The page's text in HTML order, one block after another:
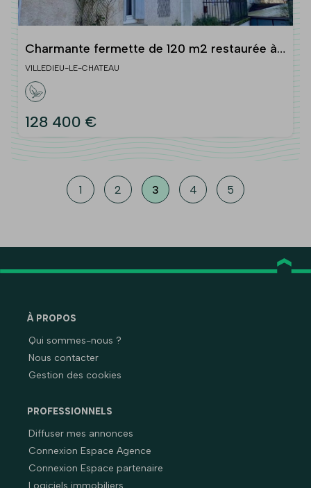
Charmante fermette de 120 m2 restaurée à
10 minutes de La CHARTRE SUR le LOIR
VILLEDIEU-LE-CHATEAU
128 400 €
1 2 3 4 5
À PROPOS
Qui sommes-nous ?
Nous contacter
Gestion des cookies
PROFESSIONNELS
Diffuser mes annonces
Connexion Espace Agence
Connexion Espace partenaire
Logiciels immobiliers